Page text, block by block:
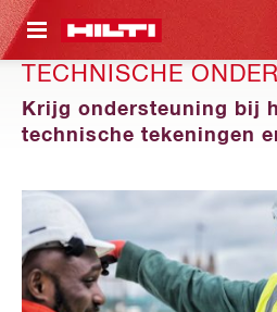
HOOFDINHOUD
TECHNISCHE
Krijg ondersteuning bij
technische tekeningen